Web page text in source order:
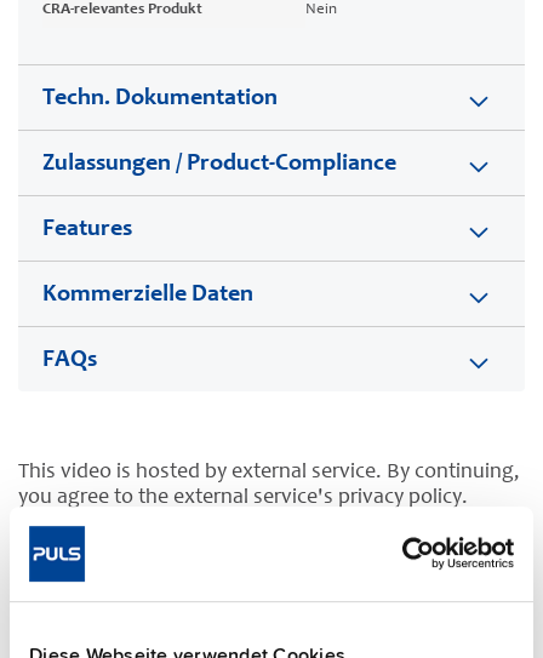
CRA-relevantes Produkt Nein
Techn. Dokumentation
Zulassungen / Product-Compliance
Features
Kommerzielle Daten
FAQs
This video is hosted by external service. By continuing,
you agree to the external service's privacy policy.
Ergänzungsgeräte